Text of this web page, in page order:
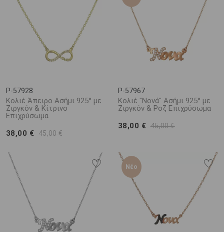
P-57928
Κολιέ Άπειρο Ασήμι 925° με
Ζιργκόν & Κίτρινο
Επιχρύσωμα
38,00 € 45,00 €
P-57967
Κολιέ "Νονά" Ασήμι 925° με
Ζιργκόν & Ροζ Επιχρύσωμα
38,00 € 45,00 €
Νέο